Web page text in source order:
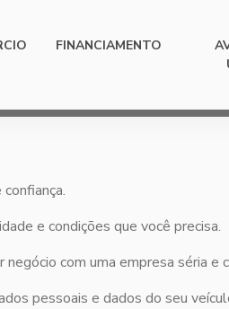
FINANCIAMENTO
e condições que você precisa.
com uma empresa séria e
pessoais e dados do seu